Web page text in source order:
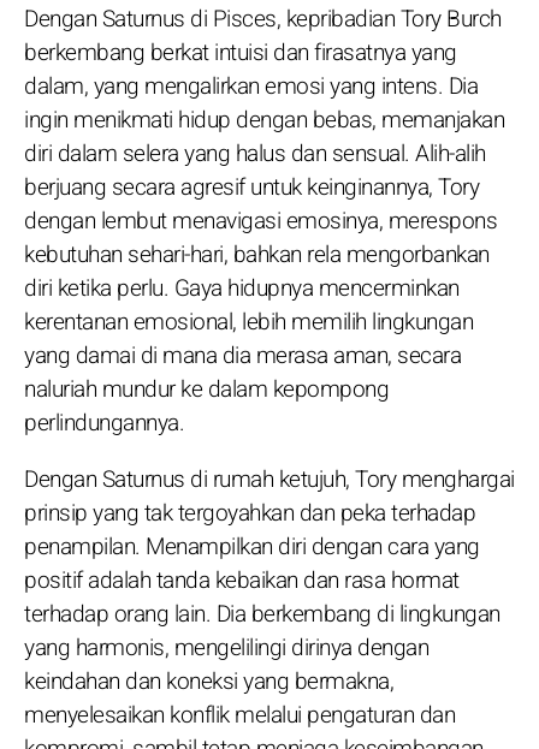
Dengan Saturnus di Pisces, kepribadian Tory Burch
berkembang berkat intuisi dan firasatnya yang
dalam, yang mengalirkan emosi yang intens. Dia
ingin menikmati hidup dengan bebas, memanjakan
diri dalam selera yang halus dan sensual. Alih-alih
berjuang secara agresif untuk keinginannya, Tory
dengan lembut menavigasi emosinya, merespons
kebutuhan sehari-hari, bahkan rela mengorbankan
diri ketika perlu. Gaya hidupnya mencerminkan
kerentanan emosional, lebih memilih lingkungan
yang damai di mana dia merasa aman, secara
naluriah mundur ke dalam kepompong
perlindungannya.
Dengan Saturnus di rumah ketujuh, Tory menghargai
prinsip yang tak tergoyahkan dan peka terhadap
penampilan. Menampilkan diri dengan cara yang
positif adalah tanda kebaikan dan rasa hormat
terhadap orang lain. Dia berkembang di lingkungan
yang harmonis, mengelilingi dirinya dengan
keindahan dan koneksi yang bermakna,
menyelesaikan konflik melalui pengaturan dan